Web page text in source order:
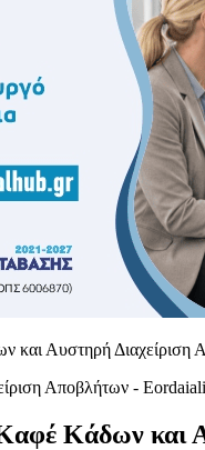
Αυστηρή Διαχείριση
Κάδων και